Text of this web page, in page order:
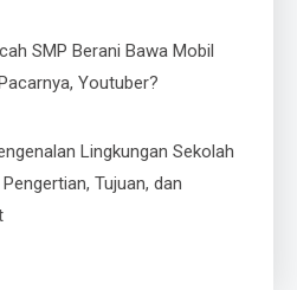
SMP Berani Bawa Mobil
Youtuber?
Lingkungan Sekolah
Tujuan, dan